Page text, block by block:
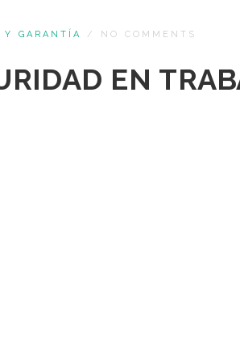
Y GARANTÍA / NO COMMENTS
EN